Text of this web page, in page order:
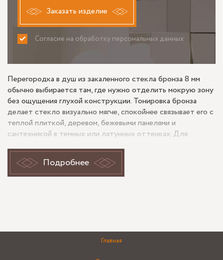
Заказать изделие
Согласие на обработку персональных данных
ПРИНИМАЮ НЕ ПРИНИМАЮ
Перегородка в душ из закаленного стекла бронза 8 мм
обычно выбирается там, где нужно отделить мокрую зону
без ощущения глухой конструкции. Тонировка бронза
делает стекло визуально мягче, спокойнее связывает его с
теплой плиткой, деревом, бежевыми панелями и
сантехникой в темных или латунных оттенках. Для
немного снижает прямую видимость, а закаленное стекло
8 мм дает более собранное ощущение по жесткости и
устойчивости в ежедневной эксплуатации.
У стекла бронза есть особенность: оно заметно
Подробнее
Главная